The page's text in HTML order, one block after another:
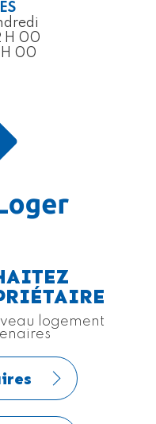
H 00
H 00
logement